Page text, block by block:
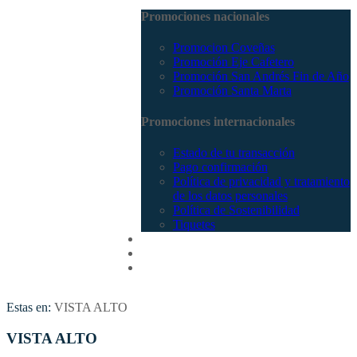
Promociones nacionales
Promocion Coveñas
Promoción Eje Cafetero
Promoción San Andrés Fin de Año
Promoción Santa Marta
Promociones internacionales
Estado de tu transacción
Pago confirmación
Política de privacidad y tratamiento
de los datos personales
Política de Sostenibilidad
Tiquetes
Estas en: VISTA ALTO
VISTA ALTO